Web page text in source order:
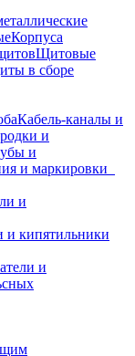
Корпуса
Щитовые
в сборе
Кабель-каналы и
и
и
и маркировки
и
кипятильники
и